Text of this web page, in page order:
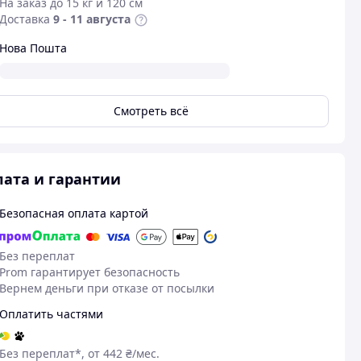
Доставка 9 - 11 августа
Нова Пошта
Смотреть всё
и гарантии
Безопасная оплата картой
Без переплат
Prom гарантирует безопасность
Вернем деньги при отказе от посылки
Оплатить частями
Без переплат*, от 442 ₴/мес.